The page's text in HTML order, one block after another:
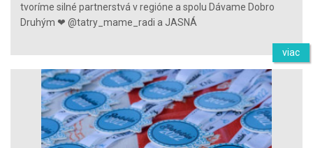
tvoríme silné partnerstvá v regióne a spolu Dávame Dobro
Druhým ❤ @tatry_mame_radi a JASNÁ
viac